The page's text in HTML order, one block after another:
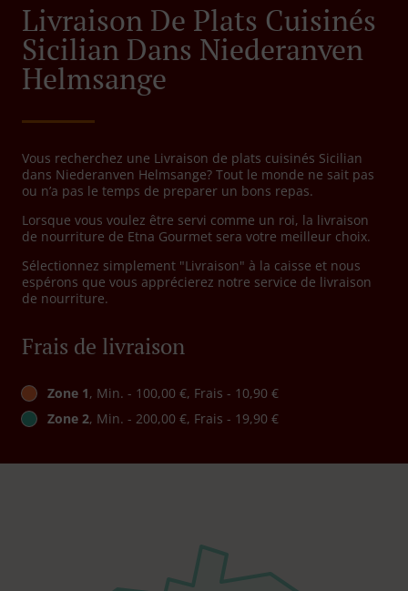
Livraison De Plats Cuisinés
Sicilian Dans Niederanven
Helmsange
Vous recherchez une Livraison de plats cuisinés Sicilian
dans Niederanven Helmsange? Tout le monde ne sait pas
ou n’a pas le temps de preparer un bons repas.
Lorsque vous voulez être servi comme un roi, la livraison
de nourriture de Etna Gourmet sera votre meilleur choix.
Sélectionnez simplement "Livraison" à la caisse et nous
espérons que vous apprécierez notre service de livraison
de nourriture.
Frais de livraison
Zone 1, Min. - 100,00 €, Frais - 10,90 €
Zone 2, Min. - 200,00 €, Frais - 19,90 €